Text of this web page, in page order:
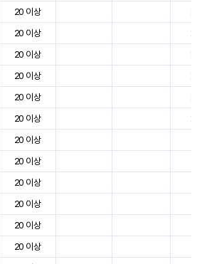
20 이상
20 이상
20 이상
20 이상
20 이상
20 이상
20 이상
20 이상
20 이상
20 이상
20 이상
20 이상